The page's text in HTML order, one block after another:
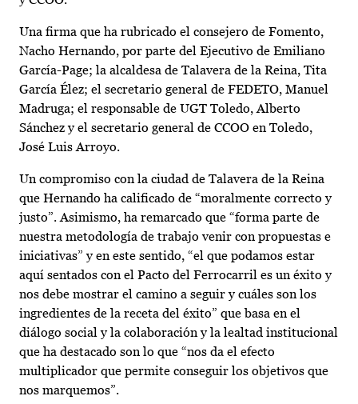
Una firma que ha rubricado el consejero de Fomento,
Nacho Hernando, por parte del Ejecutivo de Emiliano
García-Page; la alcaldesa de Talavera de la Reina, Tita
García Élez; el secretario general de FEDETO, Manuel
Madruga; el responsable de UGT Toledo, Alberto
Sánchez y el secretario general de CCOO en Toledo,
José Luis Arroyo.
Un compromiso con la ciudad de Talavera de la Reina
que Hernando ha calificado de “moralmente correcto y
justo”. Asimismo, ha remarcado que “forma parte de
nuestra metodología de trabajo venir con propuestas e
iniciativas” y en este sentido, “el que podamos estar
aquí sentados con el Pacto del Ferrocarril es un éxito y
nos debe mostrar el camino a seguir y cuáles son los
ingredientes de la receta del éxito” que basa en el
diálogo social y la colaboración y la lealtad institucional
que ha destacado son lo que “nos da el efecto
multiplicador que permite conseguir los objetivos que
nos marquemos”.